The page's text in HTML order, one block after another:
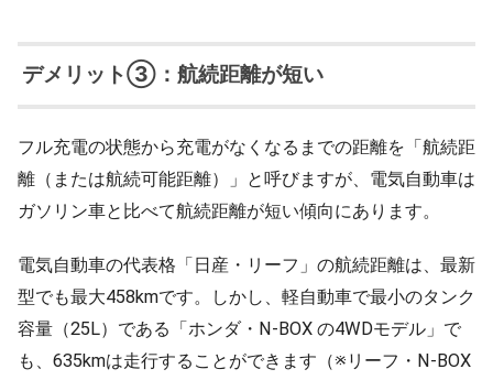
デメリット③：航続距離が短い
フル充電の状態から充電がなくなるまでの距離を「航続距
離（または航続可能距離）」と呼びますが、電気自動車は
ガソリン車と比べて航続距離が短い傾向にあります。
電気自動車の代表格「日産・リーフ」の航続距離は、最新
型でも最大458kmです。しかし、軽自動車で最小のタンク
容量（25L）である「ホンダ・N-BOX の4WDモデル」で
も、635kmは走行することができます（※リーフ・N-BOX